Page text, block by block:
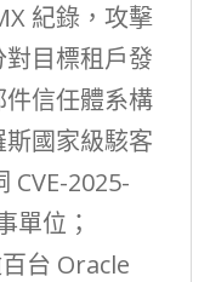
紀錄，攻擊
目標租戶發
信任體系構
國家級駭客
CVE-2025-
單位；
台 Oracle